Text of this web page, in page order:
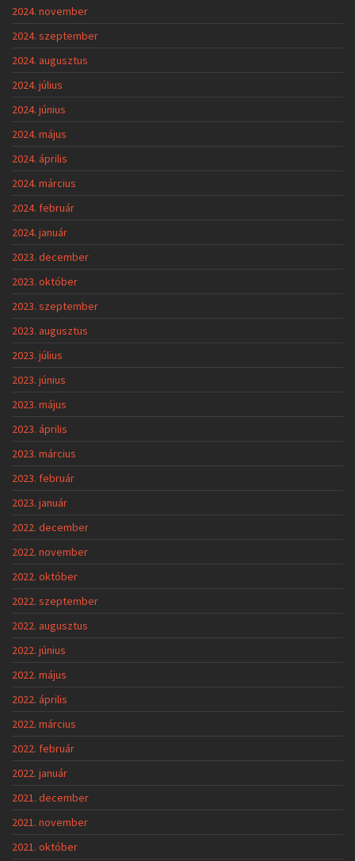
2024. november
2024. szeptember
2024. augusztus
2024. július
2024. június
2024. május
2024. április
2024. március
2024. február
2024. január
2023. december
2023. október
2023. szeptember
2023. augusztus
2023. július
2023. június
2023. május
2023. április
2023. március
2023. február
2023. január
2022. december
2022. november
2022. október
2022. szeptember
2022. augusztus
2022. június
2022. május
2022. április
2022. március
2022. február
2022. január
2021. december
2021. november
2021. október